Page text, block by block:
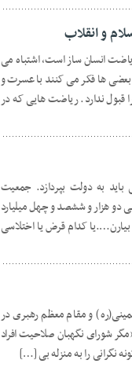
و انقلاب
با ریاضت انسان‌ ساز است، اشتباه می‌
ها فکر می‌ کنند با عسرت و
ندارد. ریاضت‌ هایی که در
تومن که هر ایرانی باید به دولت بپردازد. جمعیت
کارت ملی درایران ۲.۶۴۰.۰۰۰.۰۰۰.۰۰۰ تومن یعنی دو هزار و ششصد و چهل میلیارد
کدام قرض یا اختلاسی
و مقام معظم رهبری در
شورای نگهبان صلاحیت افراد
نگرانی را به منزله بی […]